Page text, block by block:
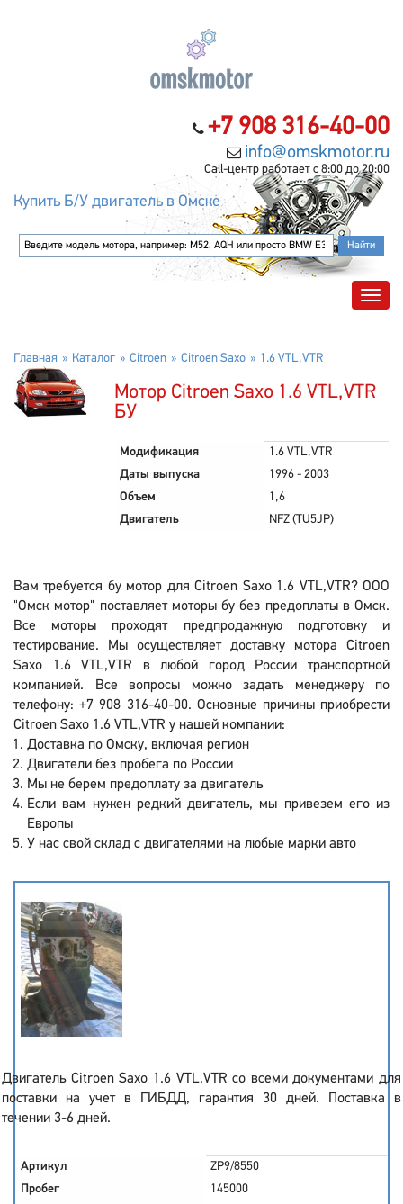
+7 908 316-40-00
info@omskmotor.ru
Call-центр работает с 8:00 до 20:00
Купить Б/У двигатель в Омске
Главная Каталог Citroen Citroen Saxo 1.6 VTL,VTR
Мотор Citroen Saxo 1.6 VTL,VTR
БУ
Модификация
1.6 VTL,VTR
Даты выпуска
1996 - 2003
Объем
1,6
Двигатель
NFZ (TU5JP)
Вам требуется бу мотор для Citroen Saxo 1.6 VTL,VTR? ООО
"Омск мотор" поставляет моторы бу без предоплаты в Омск.
Все моторы проходят предпродажную подготовку и
тестирование. Мы осуществляет доставку мотора Citroen
Saxo 1.6 VTL,VTR в любой город России транспортной
компанией. Все вопросы можно задать менеджеру по
телефону: +7 908 316-40-00. Основные причины приобрести
Citroen Saxo 1.6 VTL,VTR у нашей компании:
Доставка по Омску, включая регион
Двигатели без пробега по России
Мы не берем предоплату за двигатель
Если вам нужен редкий двигатель, мы привезем его из
Европы
У нас свой склад с двигателями на любые марки авто
Двигатель Citroen Saxo 1.6 VTL,VTR со всеми документами для
поставки на учет в ГИБДД, гарантия 30 дней. Поставка в
течении 3-6 дней.
Артикул
ZP9/8550
Пробег
145000